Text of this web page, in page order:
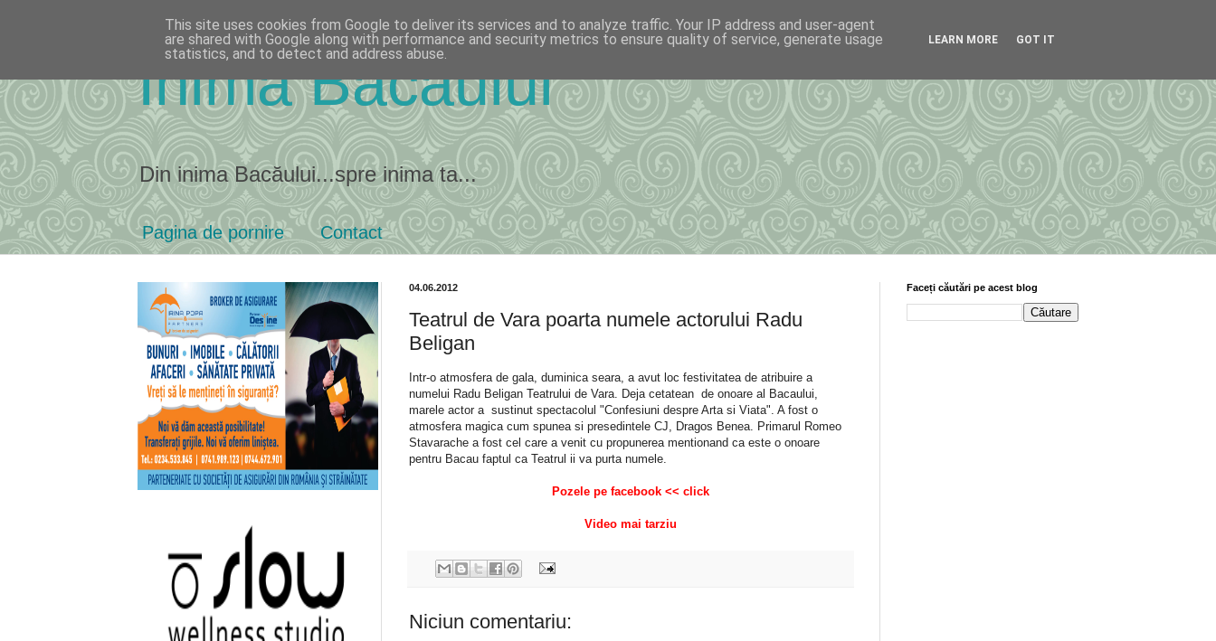
Inima Bacăului
Din inima Bacăului...spre inima ta...
Pagina de pornire Contact
04.06.2012
Teatrul de Vara poarta numele actorului Radu
Beligan
Intr-o atmosfera de gala, duminica seara, a avut loc festivitatea de atribuire a
numelui Radu Beligan Teatrului de Vara. Deja cetatean de onoare al Bacaului,
marele actor a sustinut spectacolul "Confesiuni despre Arta si Viata". A fost o
atmosfera magica cum spunea si presedintele CJ, Dragos Benea. Primarul Romeo
Stavarache a fost cel care a venit cu propunerea mentionand ca este o onoare
pentru Bacau faptul ca Teatrul ii va purta numele.
Pozele pe facebook << click
Video mai tarziu
Niciun comentariu:
Faceți căutări pe acest blog
This site uses cookies from Google to deliver its services and to analyze traffic. Your IP address and user-agent
are shared with Google along with performance and security metrics to ensure quality of service, generate usage
statistics, and to detect and address abuse.
LEARN MORE GOT IT